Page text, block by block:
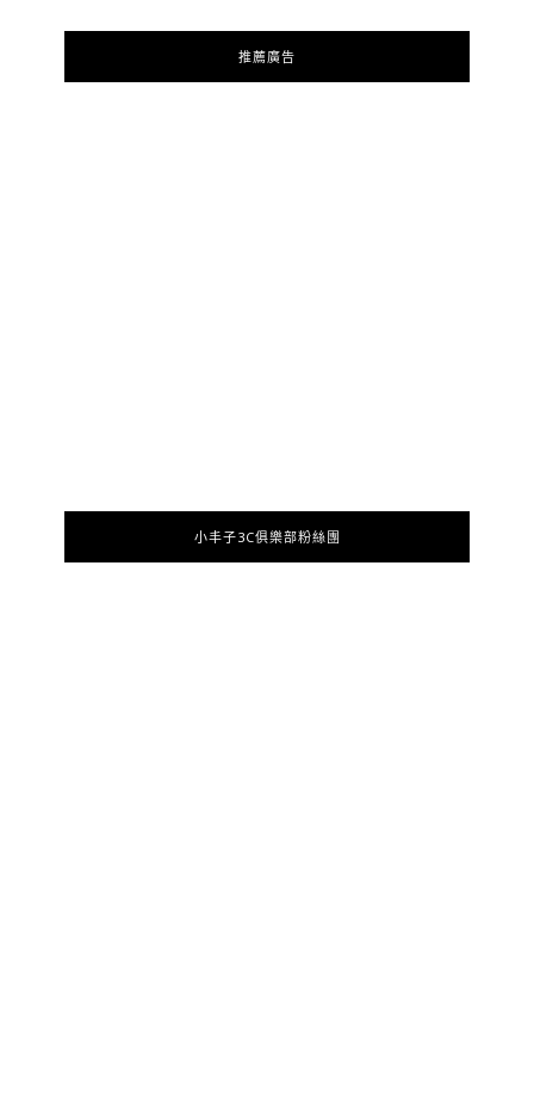
推薦廣告
小丰子3C俱樂部粉絲團